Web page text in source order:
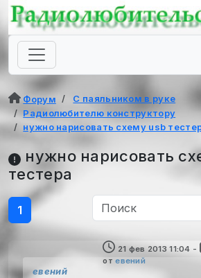
Форум
С паяльником в руке
Радиолюбителю конструктору
нужно нарисовать схему usb
нужно нарисовать
тестера
1
21 фев 2013 11:04 -
отевений
евений